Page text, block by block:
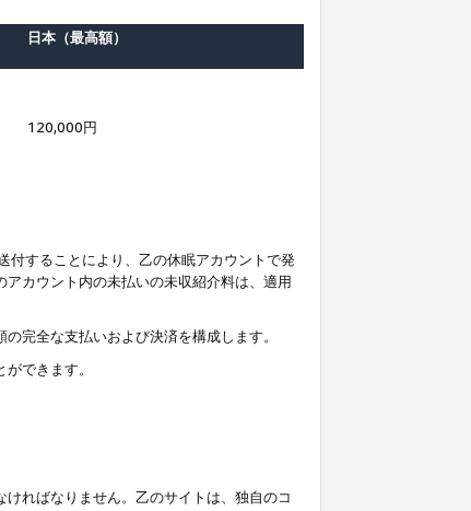
日本（最高額）
120,000円
付することにより、乙の休眠アカウントで発
カウント内の未払いの未収紹介料は、適用
完全な支払いおよび決済を構成します。
できます。
ればなりません。乙のサイトは、独自のコ